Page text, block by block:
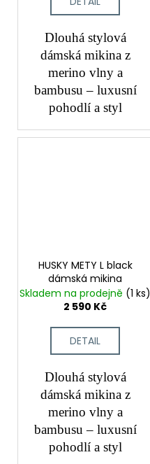
Dlouhá stylová
dámská mikina z
merino vlny a
bambusu – luxusní
pohodlí a styl
HUSKY METY L black
dámská mikina
Skladem na prodejně (1 ks)
2 590 Kč
DETAIL
Dlouhá stylová
dámská mikina z
merino vlny a
bambusu – luxusní
pohodlí a styl